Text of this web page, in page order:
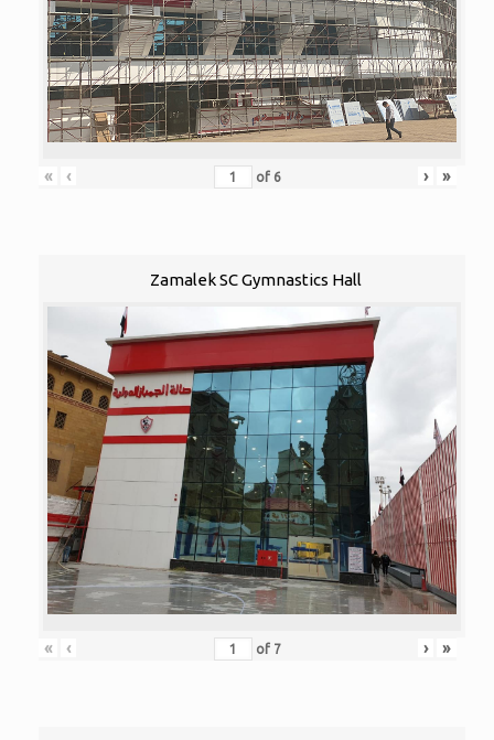
« ‹ of 6 › »
Zamalek SC Gymnastics Hall
« ‹ of 7 › »